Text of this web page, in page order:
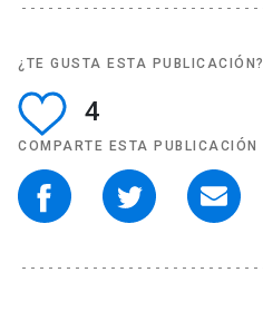
¿TE GUSTA ESTA PUBLICACIÓN?
4
COMPARTE ESTA PUBLICACIÓN